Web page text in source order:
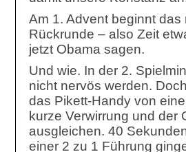
Am 1. Advent beginnt
Rückrunde – also Zeit
jetzt Obama sagen.
Und wie. In der 2.
nicht nervös werden.
das Pikett-Handy von
kurze Verwirrung und der
ausgleichen. 40
einer 2 zu 1 Führung